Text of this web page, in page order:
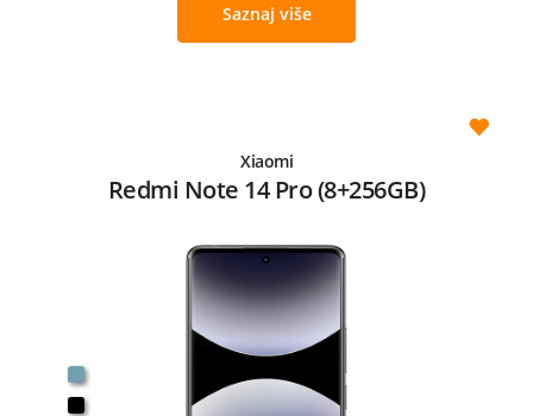
Saznaj više
Xiaomi
Redmi Note 14 Pro (8+256GB)